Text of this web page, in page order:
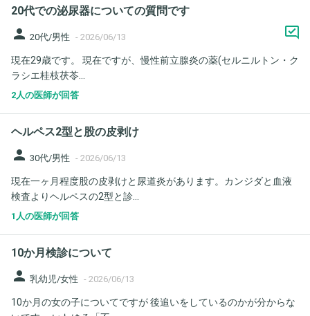
20代での泌尿器についての質問です
person 20代/男性 - 2026/06/13
現在29歳です。 現在ですが、慢性前立腺炎の薬(セルニルトン・ク
ラシエ桂枝茯苓...
2人の医師が回答
ヘルペス2型と股の皮剥け
person 30代/男性 - 2026/06/13
現在一ヶ月程度股の皮剥けと尿道炎があります。カンジダと血液
検査よりヘルペスの2型と診...
1人の医師が回答
10か月検診について
person 乳幼児/女性 - 2026/06/13
10か月の女の子についてですが 後追いをしているのかが分からな